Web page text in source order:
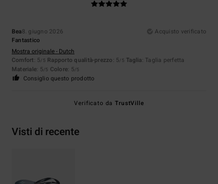
Bea8. giugno 2026
Acquisto verificato
Fantastico
Mostra originale - Dutch
Comfort: 5/5 Rapporto qualità-prezzo: 5/5 Taglia: Taglia perfetta
Materiale: 5/5 Colore: 5/5
Consiglio questo prodotto
Verificato daTrustVille
Visti di recente